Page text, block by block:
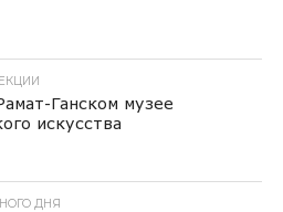
Ганском музее
искусства
ДНЯ